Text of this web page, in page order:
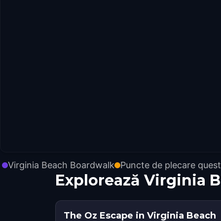
Virginia Beach Boardwalk Puncte de plecare quest
Explorează Virginia
The Oz Escape in Virginia Beach